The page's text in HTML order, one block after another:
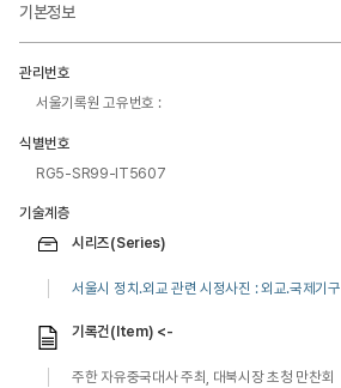
기본정보
관리번호
서울기록원 고유번호 :
식별번호
RG5-SR99-IT5607
기술계층
시리즈(Series)
서울시 정치.외교 관련 시정사진 : 외교.국제기구
기록건(Item) <-
주한 자유중국대사 주최, 대북시장 초청 만찬회